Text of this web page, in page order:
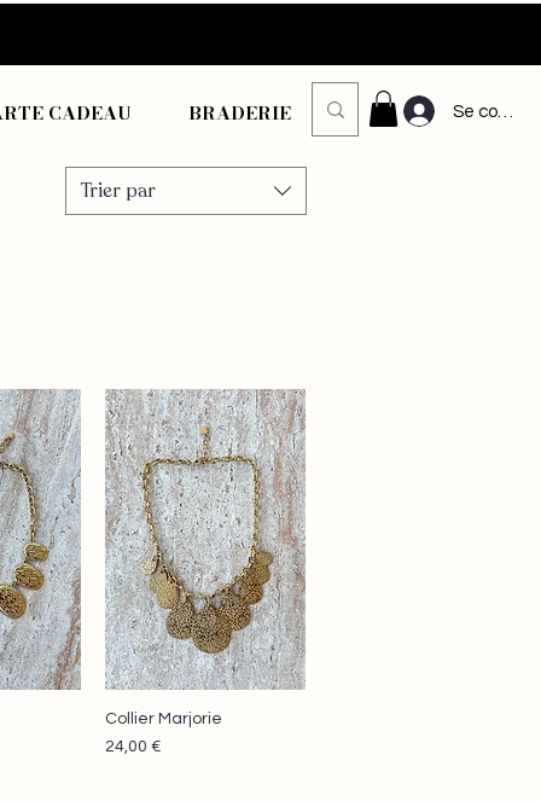
Trier par
Aperçu rapide
Collier Marjorie
Prix
24,00 €
CADEAU BRADERIE Se